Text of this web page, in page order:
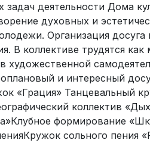
деятельности Дома
духовных и
Организация
В коллективе трудятся
художественной
и интересный
«Грация» Танцевальный
коллектив
формирование
сольного пения